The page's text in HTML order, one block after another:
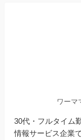
ワーマ
30代・フルタイム
情報サービス企業